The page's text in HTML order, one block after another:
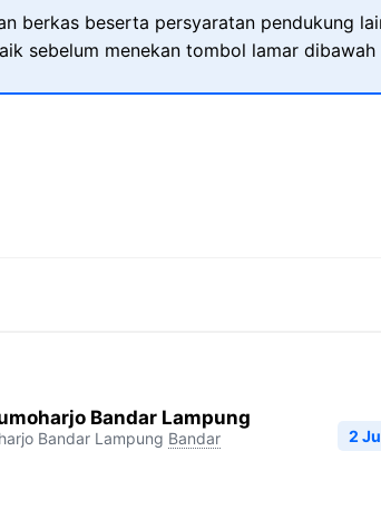
berkas beserta persyaratan pendukung
sebelum menekan tombol lamar dibawah
Bandar Lampung
Bandar Lampung Bandar
2